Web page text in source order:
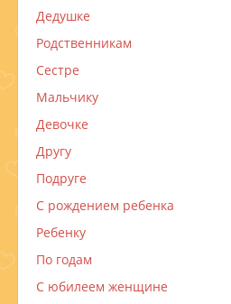
Дедушке
Родственникам
Сестре
Мальчику
Девочке
Другу
Подруге
С рождением ребенка
Ребенку
По годам
C юбилеем женщине